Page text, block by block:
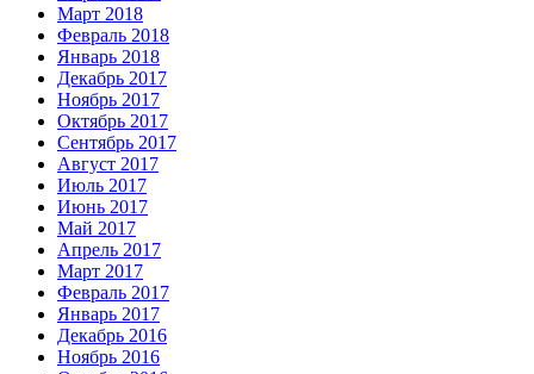
Март 2018
Февраль 2018
Январь 2018
Декабрь 2017
Ноябрь 2017
Октябрь 2017
Сентябрь 2017
Август 2017
Июль 2017
Июнь 2017
Май 2017
Апрель 2017
Март 2017
Февраль 2017
Январь 2017
Декабрь 2016
Ноябрь 2016